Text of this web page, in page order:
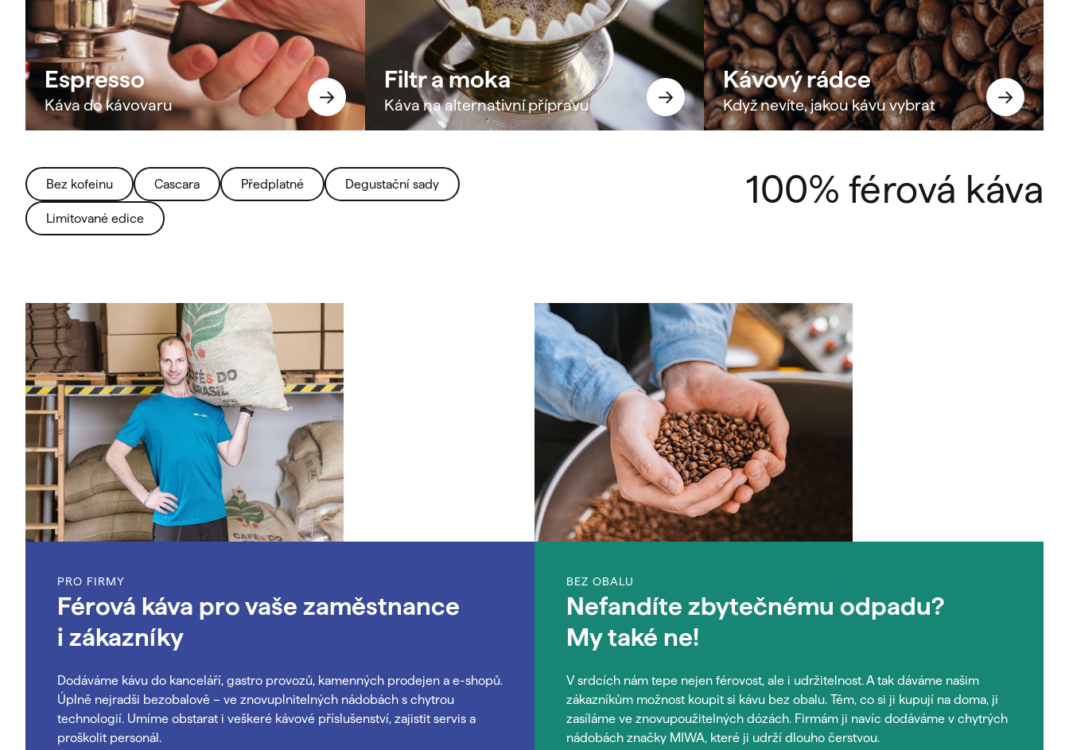
Espresso
Káva do kávovaru
Filtr a moka
Káva na alternativní přípravu
Kávový rádce
Když nevíte, jakou kávu vybrat
Bez kofeinu Cascara Předplatné Degustační sady
Limitované edice
100% férová káva
PRO FIRMY
Férová káva pro vaše zaměstnance
i zákazníky
Dodáváme kávu do kanceláří, gastro provozů, kamenných prodejen a e-shopů.
Úplně nejradši bezobalově – ve znovuplnitelných nádobách s chytrou
technologií. Umíme obstarat i veškeré kávové příslušenství, zajistit servis a
proškolit personál.
BEZ OBALU
Nefandíte zbytečnému odpadu?
My také ne!
V srdcích nám tepe nejen férovost, ale i udržitelnost. A tak dáváme našim
zákazníkům možnost koupit si kávu bez obalu. Těm, co si ji kupují na doma, ji
zasíláme ve znovupoužitelných dózách. ​​Firmám ji navíc dodáváme v chytrých
nádobách značky MIWA, které ji udrží dlouho čerstvou.